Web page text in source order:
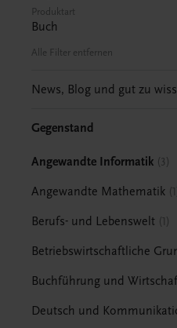
Produktart
Buch
Alle Filter entfernen
News, Blog und gut zu
Gegenstand
Angewandte Informatik 3
Angewandte Mathematik 1
Berufs- und Lebenswelt 1
Betriebswirtschaftliche
Buchführung und
Deutsch und